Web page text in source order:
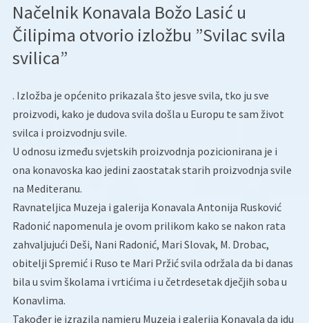
Načelnik Konavala Božo Lasić u
Čilipima otvorio izložbu ”Svilac svila
svilica”
. Izložba je općenito prikazala što jesve svila, tko ju sve
proizvodi, kako je dudova svila došla u Europu te sam život
svilca i proizvodnju svile.
U odnosu između svjetskih proizvodnja pozicionirana je i
ona konavoska kao jedini zaostatak starih proizvodnja svile
na Mediteranu.
Ravnateljica Muzeja i galerija Konavala Antonija Rusković
Radonić napomenula je ovom prilikom kako se nakon rata
zahvaljujući Deši, Nani Radonić, Mari Slovak, M. Drobac,
obitelji Spremić i Ruso te Mari Pržić svila održala da bi danas
bila u svim školama i vrtićima i u četrdesetak dječjih soba u
Konavlima.
Također je izrazila namjeru Muzeja i galerija Konavala da idu